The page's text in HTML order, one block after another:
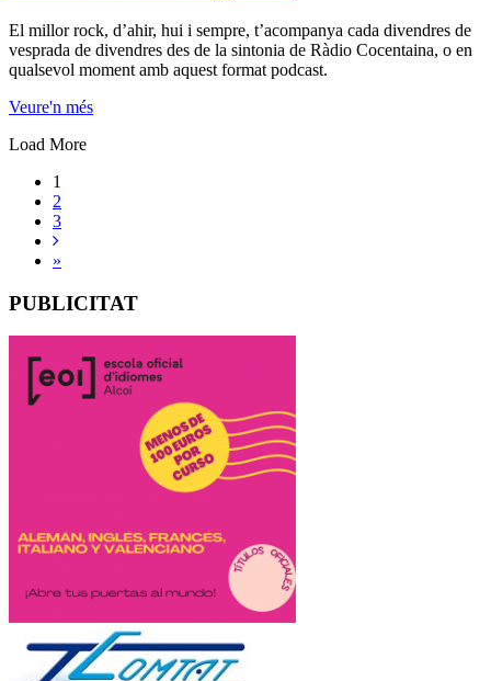
El millor rock, d’ahir, hui i sempre, t’acompanya cada divendres de
vesprada de divendres des de la sintonia de Ràdio Cocentaina, o en
qualsevol moment amb aquest format podcast.
Veure'n més
Load More
1
2
3
»
PUBLICITAT